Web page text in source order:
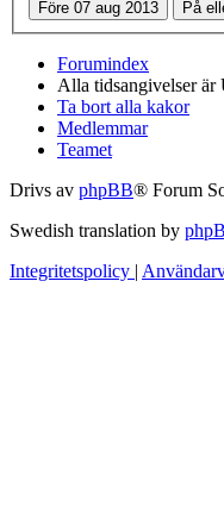
Forumindex
Alla tidsangivelser
Ta bort alla kakor
Medlemmar
Teamet
Drivs av phpBB® Forum
Swedish translation by
Integritetspolicy |